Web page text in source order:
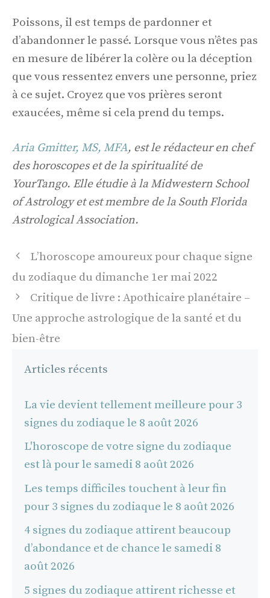
Poissons, il est temps de pardonner et
d’abandonner le passé. Lorsque vous n’êtes pas
en mesure de libérer la colère ou la déception
que vous ressentez envers une personne, priez
à ce sujet. Croyez que vos prières seront
exaucées, même si cela prend du temps.
Aria Gmitter, MS, MFA, est le rédacteur en chef
des horoscopes et de la spiritualité de
YourTango. Elle étudie à la Midwestern School
of Astrology et est membre de la South Florida
Astrological Association.
Navigation
des
L’horoscope amoureux pour chaque signe
du zodiaque du dimanche 1er mai 2022
Critique de livre : Apothicaire planétaire –
Une approche astrologique de la santé et du
bien-être
Articles récents
La vie devient tellement meilleure pour 3
signes du zodiaque le 8 août 2026
L'horoscope de votre signe du zodiaque
est là pour le samedi 8 août 2026
Les temps difficiles touchent à leur fin
pour 3 signes du zodiaque le 8 août 2026
4 signes du zodiaque attirent beaucoup
d’abondance et de chance le samedi 8
août 2026
5 signes du zodiaque attirent richesse et